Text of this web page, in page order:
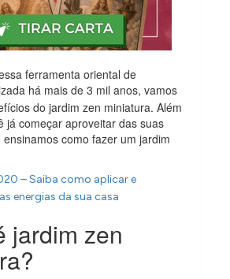
ferramenta oriental de
há mais de 3 mil anos, vamos
do jardim zen miniatura. Além
já começar aproveitar das suas
como fazer um jardim
– Saiba como aplicar e
energias da sua casa
jardim zen